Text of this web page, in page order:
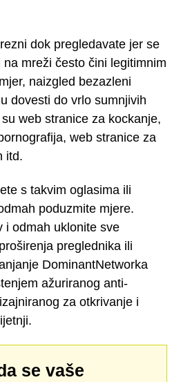
dok pregledavate jer se
na mreži često čini legitimnim
naizgled bezazleni
dovesti do vrlo sumnjivih
web stranice za kockanje,
web stranice za
itd.
s takvim oglasima ili
poduzmite mjere.
i odmah uklonite sve
preglednika ili
DominantNetworka
ažuriranog anti-
za otkrivanje i
se vaše